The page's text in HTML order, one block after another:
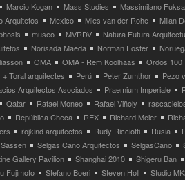
Marcio Kogan Mass Studies
Massimilano
Arquitetos Mexico Mies van der Rohe
Milan
museo MVRDV
Natura Futura
Norisada Maeda Norman Foster
OMA OMA - Rem Koolhaas
Ordos 100
+ Toral arquitectes Perú Peter Zumthor
Pezo
Arquitectos Asociados Praemium Imperiale
Qatar Rafael Moneo Rafael Viñoly
República Checa REX Richard Meier
rojkind arquitectos Rudy Ricciotti Rusia
Selgas Cano Arquitectos SelgasCano
Gallery Pavilion Shanghai 2010
Shigeru Ban
Fujimoto Stefano Boeri Steven Holl
Studio